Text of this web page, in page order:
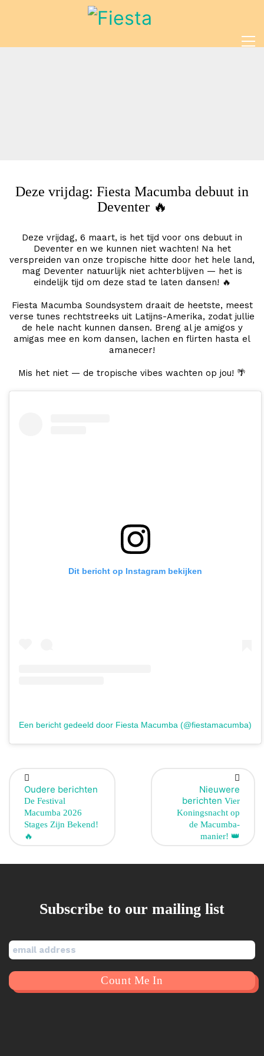
Deze vrijdag: Fiesta Macumba debuut in
Deventer 🔥
Deze vrijdag, 6 maart, is het tijd voor ons debuut in
Deventer en we kunnen niet wachten! Na het
verspreiden van onze tropische hitte door het hele land,
mag Deventer natuurlijk niet achterblijven — het is
eindelijk tijd om deze stad te laten dansen! 🔥
Fiesta Macumba Soundsystem draait de heetste, meest
verse tunes rechtstreeks uit Latijns-Amerika, zodat jullie
de hele nacht kunnen dansen. Breng al je amigos y
amigas mee en kom dansen, lachen en flirten hasta el
amanecer!
Mis het niet — de tropische vibes wachten op jou! 🌴
Dit bericht op Instagram bekijken
Een bericht gedeeld door Fiesta Macumba (@fiestamacumba)
Oudere berichten
De Festival
Macumba 2026
Stages Zijn Bekend!
🔥
Nieuwere
berichten Vier
Koningsnacht op
de Macumba-
manier! 👑
Subscribe to our mailing list